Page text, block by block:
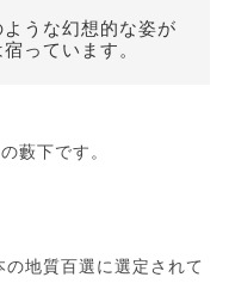
うな幻想的な姿が
っています。
藪下です。
地質百選に選定されて